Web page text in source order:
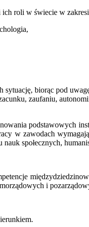
roli w świecie w
biorąc pod
zaufaniu,
podstawowych
w zawodach
społecznych,
i